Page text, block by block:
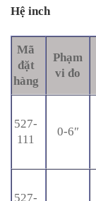
Hệ inch
Mã
đặt
hàng
Phạm
vi đo
527-
111
0-6″
527-